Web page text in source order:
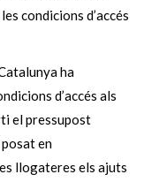
condicions d’accés
ha
d’accés als
el pressupost
en
llogateres els ajuts